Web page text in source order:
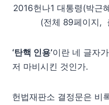
2016헌나1 대통령(박근
(전체 89페이지,
‘탄핵 인용’이란 네 글자
저 마비시킨 것인가.
헌법재판소 결정문은 비